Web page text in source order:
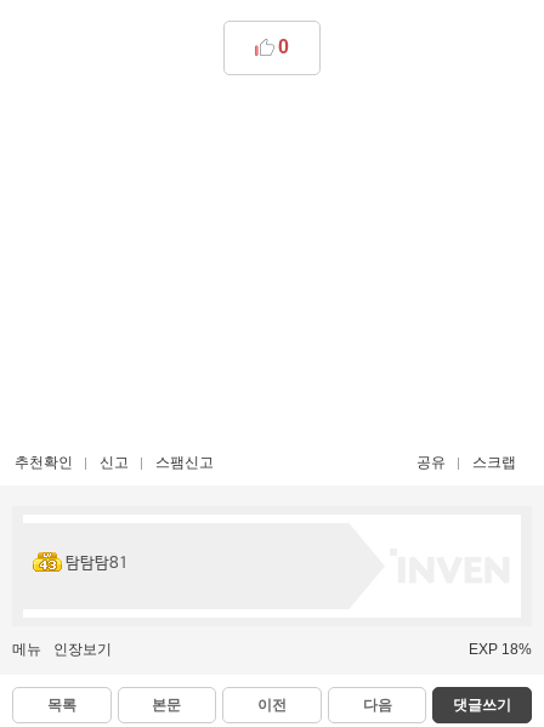
0
추천확인 신고 스팸신고 공유 스크랩
탐탐탐81
메뉴 인장보기 EXP 18%
목록 본문 이전 다음 댓글쓰기